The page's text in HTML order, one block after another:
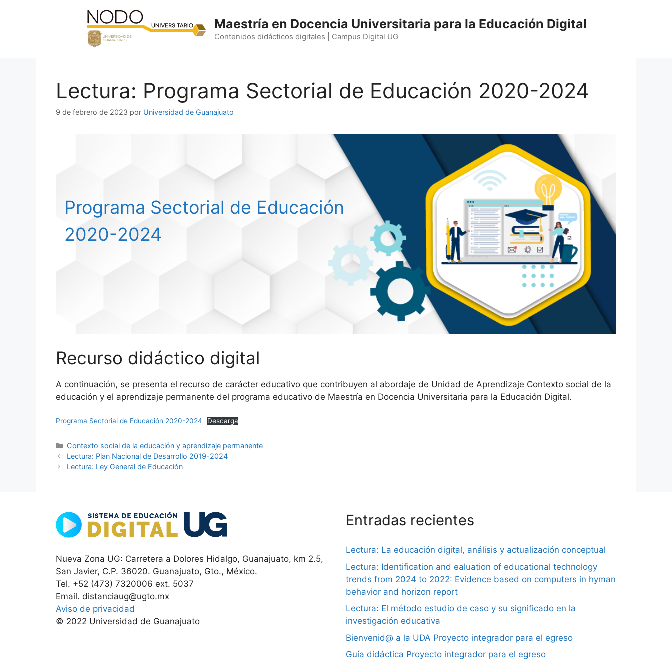
Maestría en Docencia Universitaria para la Educación Digital
Contenidos didácticos digitales | Campus Digital UG
Lectura: Programa Sectorial de Educación 2020-2024
9 de febrero de 2023 por Universidad de Guanajuato
Programa Sectorial de Educación
2020-2024
Recurso didáctico digital
A continuación, se presenta el recurso de carácter educativo que contribuyen al abordaje de Unidad de Aprendizaje Contexto social de la
educación y el aprendizaje permanente del programa educativo de Maestría en Docencia Universitaria para la Educación Digital.
Programa Sectorial de Educación 2020-2024 Descarga
Categorías
Contexto social de la educación y aprendizaje permanente
Lectura: Plan Nacional de Desarrollo 2019-2024
Lectura: Ley General de Educación
Nueva Zona UG: Carretera a Dolores Hidalgo, Guanajuato, km 2.5,
San Javier, C.P. 36020. Guanajuato, Gto., México.
Tel. +52 (473) 7320006 ext. 5037
Email. distanciaug@ugto.mx
Aviso de privacidad
© 2022 Universidad de Guanajuato
Entradas recientes
Lectura: La educación digital, análisis y actualización conceptual
Lectura: Identification and ealuation of educational technology
trends from 2024 to 2022: Evidence based on computers in hyman
behavior and horizon report
Lectura: El método estudio de caso y su significado en la
investigación educativa
Bienvenid@ a la UDA Proyecto integrador para el egreso
Guía didáctica Proyecto integrador para el egreso